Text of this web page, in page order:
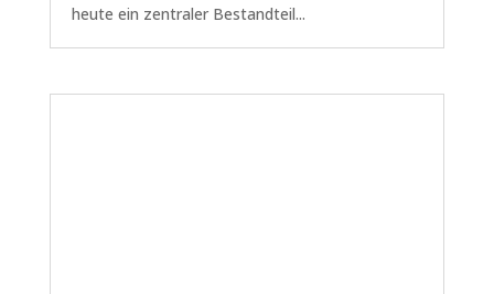
heute ein zentraler Bestandteil...